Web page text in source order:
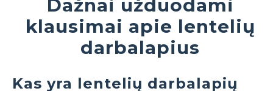
Dažnai užduodami
klausimai apie lentelių
darbalapius
Kas yra lentelių darbalapių